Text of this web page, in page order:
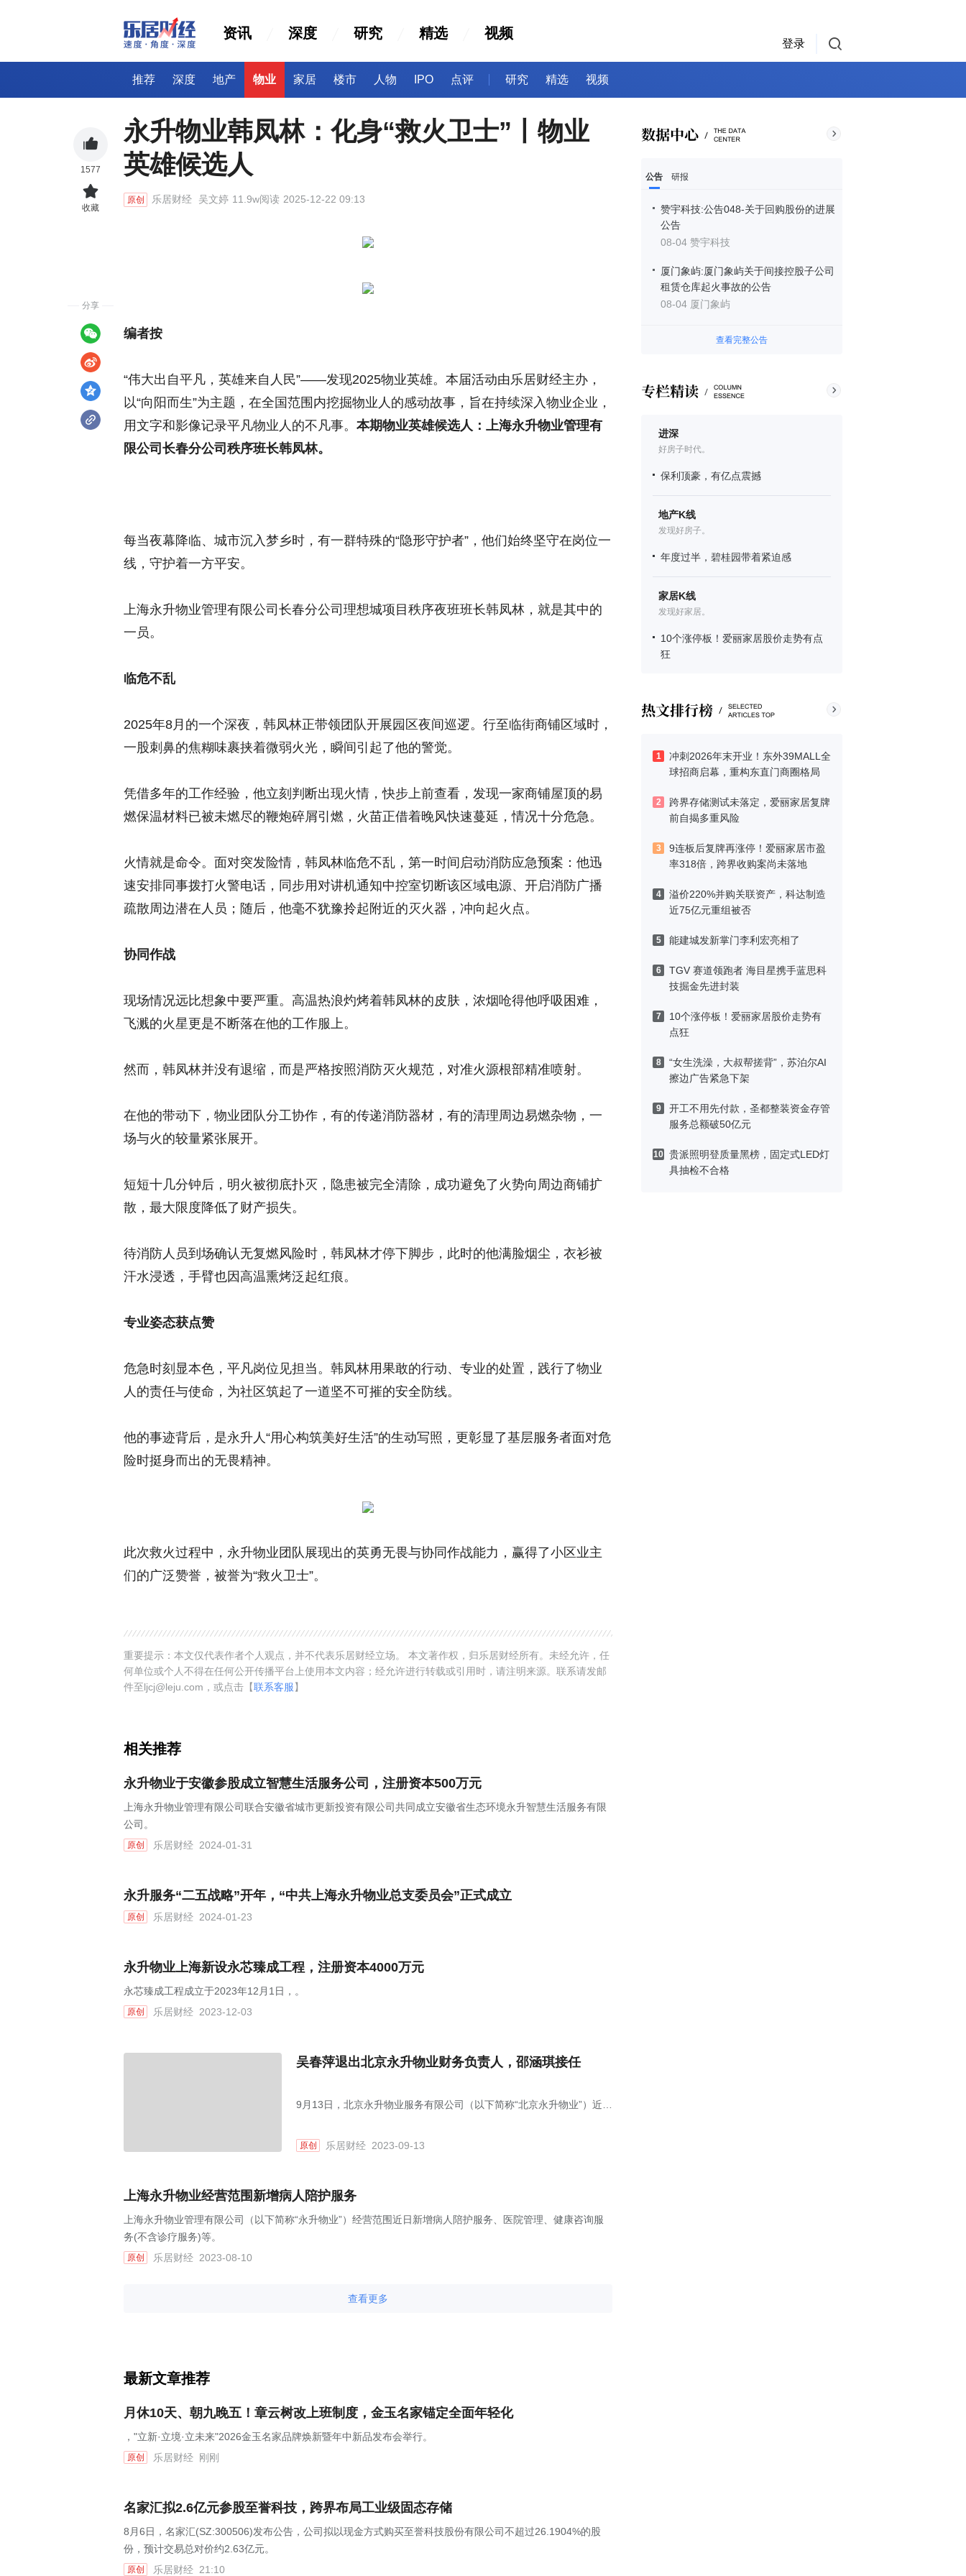
资讯 深度 研究 精选 视频
登录
推荐 深度 地产 物业 家居 楼市 人物 IPO 点评 研究 精选 视频
公告 研报
赞宇科技:公告048-关于回购股份的进展
公告
08-04 赞宇科技
厦门象屿:厦门象屿关于间接控股子公司
租赁仓库起火事故的公告
08-04 厦门象屿
查看完整公告
进深
好房子时代。
保利顶豪，有亿点震撼
地产K线
发现好房子。
年度过半，碧桂园带着紧迫感
家居K线
发现好家居。
10个涨停板！爱丽家居股价走势有点
狂
1
冲刺2026年末开业！东外39MALL全
球招商启幕，重构东直门商圈格局
2
跨界存储测试未落定，爱丽家居复牌
前自揭多重风险
3
9连板后复牌再涨停！爱丽家居市盈
率318倍，跨界收购案尚未落地
4
溢价220%并购关联资产，科达制造
近75亿元重组被否
5 能建城发新掌门李利宏亮相了
6
TGV 赛道领跑者 海目星携手蓝思科
技掘金先进封装
7
10个涨停板！爱丽家居股价走势有
点狂
8
“女生洗澡，大叔帮搓背”，苏泊尔AI
擦边广告紧急下架
9
开工不用先付款，圣都整装资金存管
服务总额破50亿元
10 贵派照明登质量黑榜，固定式LED灯
具抽检不合格
永升物业韩凤林：化身“救火卫士”丨物业
英雄候选人
原创 乐居财经 吴文婷 11.9w阅读 2025-12-22 09:13
编者按
“伟大出自平凡，英雄来自人民”——发现2025物业英雄。本届活动由乐居财经主办，
以“向阳而生”为主题，在全国范围内挖掘物业人的感动故事，旨在持续深入物业企业，
用文字和影像记录平凡物业人的不凡事。 本期物业英雄候选人：上海永升物业管理有
限公司长春分公司秩序班长韩凤林。
每当夜幕降临、城市沉入梦乡时，有一群特殊的“隐形守护者”，他们始终坚守在岗位一
线，守护着一方平安。
上海永升物业管理有限公司长春分公司理想城项目秩序夜班班长韩凤林，就是其中的
一员。
临危不乱
2025年8月的一个深夜，韩凤林正带领团队开展园区夜间巡逻。行至临街商铺区域时，
一股刺鼻的焦糊味裹挟着微弱火光，瞬间引起了他的警觉。
凭借多年的工作经验，他立刻判断出现火情，快步上前查看，发现一家商铺屋顶的易
燃保温材料已被未燃尽的鞭炮碎屑引燃，火苗正借着晚风快速蔓延，情况十分危急。
火情就是命令。面对突发险情，韩凤林临危不乱，第一时间启动消防应急预案：他迅
速安排同事拨打火警电话，同步用对讲机通知中控室切断该区域电源、开启消防广播
疏散周边潜在人员；随后，他毫不犹豫拎起附近的灭火器，冲向起火点。
协同作战
现场情况远比想象中要严重。高温热浪灼烤着韩凤林的皮肤，浓烟呛得他呼吸困难，
飞溅的火星更是不断落在他的工作服上。
然而，韩凤林并没有退缩，而是严格按照消防灭火规范，对准火源根部精准喷射。
在他的带动下，物业团队分工协作，有的传递消防器材，有的清理周边易燃杂物，一
场与火的较量紧张展开。
短短十几分钟后，明火被彻底扑灭，隐患被完全清除，成功避免了火势向周边商铺扩
散，最大限度降低了财产损失。
待消防人员到场确认无复燃风险时，韩凤林才停下脚步，此时的他满脸烟尘，衣衫被
汗水浸透，手臂也因高温熏烤泛起红痕。
专业姿态获点赞
危急时刻显本色，平凡岗位见担当。韩凤林用果敢的行动、专业的处置，践行了物业
人的责任与使命，为社区筑起了一道坚不可摧的安全防线。
他的事迹背后，是永升人“用心构筑美好生活”的生动写照，更彰显了基层服务者面对危
险时挺身而出的无畏精神。
此次救火过程中，永升物业团队展现出的英勇无畏与协同作战能力，赢得了小区业主
们的广泛赞誉，被誉为“救火卫士”。
重要提示：本文仅代表作者个人观点，并不代表乐居财经立场。 本文著作权，归乐居财经所有。未经允许，任
何单位或个人不得在任何公开传播平台上使用本文内容；经允许进行转载或引用时，请注明来源。联系请发邮
件至ljcj@leju.com，或点击【联系客服】
相关推荐
永升物业于安徽参股成立智慧生活服务公司，注册资本500万元
上海永升物业管理有限公司联合安徽省城市更新投资有限公司共同成立安徽省生态环境永升智慧生活服务有限
公司。
原创 乐居财经 2024-01-31
永升服务“二五战略”开年，“中共上海永升物业总支委员会”正式成立
原创 乐居财经 2024-01-23
永升物业上海新设永芯臻成工程，注册资本4000万元
永芯臻成工程成立于2023年12月1日，。
原创 乐居财经 2023-12-03
吴春萍退出北京永升物业财务负责人，邵涵琪接任
9月13日，北京永升物业服务有限公司（以下简称“北京永升物业”）近日
原创 乐居财经 2023-09-13
上海永升物业经营范围新增病人陪护服务
上海永升物业管理有限公司（以下简称“永升物业”）经营范围近日新增病人陪护服务、医院管理、健康咨询服
务(不含诊疗服务)等。
原创 乐居财经 2023-08-10
查看更多
最新文章推荐
月休10天、朝九晚五！章云树改上班制度，金玉名家锚定全面年轻化
，"立新·立境·立未来"2026金玉名家品牌焕新暨年中新品发布会举行。
原创 乐居财经 刚刚
名家汇拟2.6亿元参股至誉科技，跨界布局工业级固态存储
8月6日，名家汇(SZ:300506)发布公告，公司拟以现金方式购买至誉科技股份有限公司不超过26.1904%的股
份，预计交易总对价约2.63亿元。
原创 乐居财经 21:10
1577
收藏
分享